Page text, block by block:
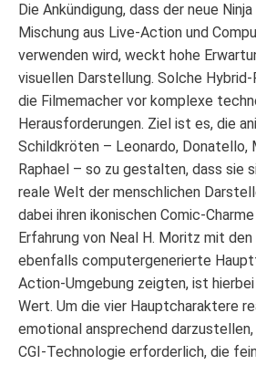
Die Ankündigung, dass der neue
Mischung aus Live-Action und
verwenden wird, weckt hohe
visuellen Darstellung. Solche
die Filmemacher vor komplexe
Herausforderungen. Ziel ist es, die
Schildkröten – Leonardo, Donatello,
Raphael – so zu gestalten, dass sie
reale Welt der menschlichen
dabei ihren ikonischen Comic-
Erfahrung von Neal H. Moritz mit den
ebenfalls computergenerierte
Action-Umgebung zeigten, ist
Wert. Um die vier Hauptcharaktere
emotional ansprechend
CGI-Technologie erforderlich, die